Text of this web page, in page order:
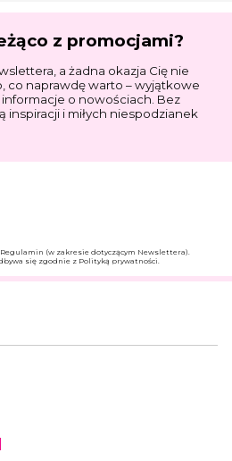
z promocjami?
a żadna okazja Cię nie
co naprawdę warto – wyjątkowe
o nowościach. Bez
inspiracji i miłych niespodzianek
(w zakresie dotyczącym Newslettera).
się zgodnie z Polityką prywatności.